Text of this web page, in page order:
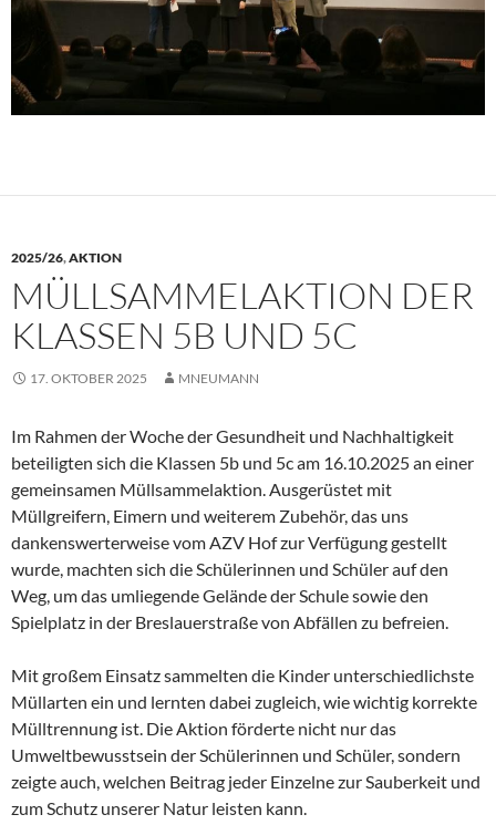
2025/26,AKTION
MÜLLSAMMELAKTION DER
KLASSEN 5B UND 5C
17. OKTOBER 2025 MNEUMANN
Im Rahmen der Woche der Gesundheit und Nachhaltigkeit
beteiligten sich die Klassen 5b und 5c am 16.10.2025 an einer
gemeinsamen Müllsammelaktion. Ausgerüstet mit
Müllgreifern, Eimern und weiterem Zubehör, das uns
dankenswerterweise vom AZV Hof zur Verfügung gestellt
wurde, machten sich die Schülerinnen und Schüler auf den
Weg, um das umliegende Gelände der Schule sowie den
Spielplatz in der Breslauerstraße von Abfällen zu befreien.
Mit großem Einsatz sammelten die Kinder unterschiedlichste
Müllarten ein und lernten dabei zugleich, wie wichtig korrekte
Mülltrennung ist. Die Aktion förderte nicht nur das
Umweltbewusstsein der Schülerinnen und Schüler, sondern
zeigte auch, welchen Beitrag jeder Einzelne zur Sauberkeit und
zum Schutz unserer Natur leisten kann.